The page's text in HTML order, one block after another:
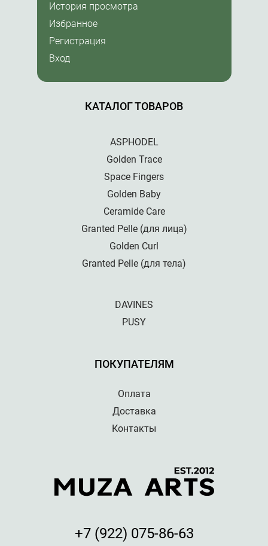
КАТАЛОГ ТОВАРОВ
ASPHODEL
Golden Trace
Space Fingers
Golden Baby
Ceramide Care
Granted Pelle (для лица)
Golden Curl
Granted Pelle (для тела)
DAVINES
PUSY
ПОКУПАТЕЛЯМ
Оплата
Доставка
Контакты
История просмотра
Избранное
Регистрация
Вход
+7 (922) 075-86-63